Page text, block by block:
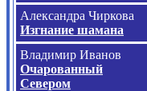
Александра Чиркова
Изгнание шамана
Владимир Иванов
Очарованный
Севером